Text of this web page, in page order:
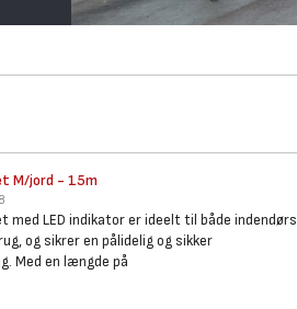
M/jord - 15m
LED indikator er ideelt til både indendørs
og sikrer en pålidelig og sikker
Med en længde på